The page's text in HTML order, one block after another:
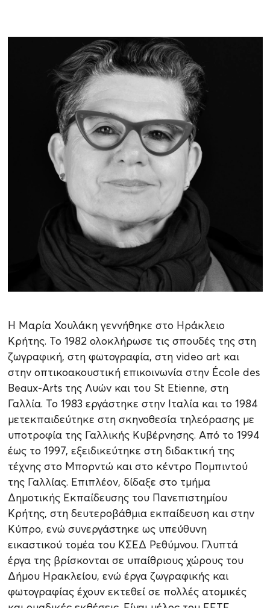
Η Μαρία Χουλάκη γεννήθηκε στο Ηράκλειο
Κρήτης. Το 1982 ολοκλήρωσε τις σπουδές της στη
ζωγραφική, στη φωτογραφία, στη video art και
στην οπτικοακουστική επικοινωνία στην École des
Beaux-Arts της Λυών και του St Etienne, στη
Γαλλία. Το 1983 εργάστηκε στην Ιταλία και το 1984
μετεκπαιδεύτηκε στη σκηνοθεσία τηλεόρασης με
υποτροφία της Γαλλικής Κυβέρνησης. Από το 1994
έως το 1997, εξειδικεύτηκε στη διδακτική της
τέχνης στο Μπορντώ και στο κέντρο Πομπιντού
της Γαλλίας. Επιπλέον, δίδαξε στο τμήμα
Δημοτικής Εκπαίδευσης του Πανεπιστημίου
Κρήτης, στη δευτεροβάθμια εκπαίδευση και στην
Κύπρο, ενώ συνεργάστηκε ως υπεύθυνη
εικαστικού τομέα του ΚΣΕΔ Ρεθύμνου. Γλυπτά
έργα της βρίσκονται σε υπαίθριους χώρους του
Δήμου Ηρακλείου, ενώ έργα ζωγραφικής και
φωτογραφίας έχουν εκτεθεί σε πολλές ατομικές